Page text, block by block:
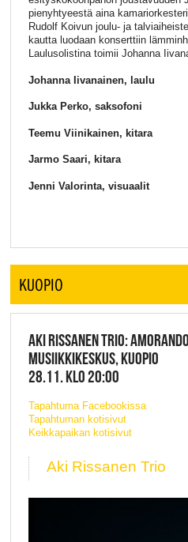
pienyhtyeestä aina
Rudolf Koivun joulu- ja
kautta luodaan konserttiin
Laulusolistina toimii Johanna
Johanna Iivanainen, laulu
Jukka Perko, saksofoni
Teemu Viinikainen, kitara
Jarmo Saari, kitara
Jenni Valorinta, visuaalit
KUOPIO
AKI RISSANEN TRIO:
MUSIIKKIKESKUS, KUOPIO
28.11. KLO 20:00
Tapahtuma Facebookissa
Tapahtuman kotisivut
Keikkapaikan kotisivut
Aki Rissanen Trio